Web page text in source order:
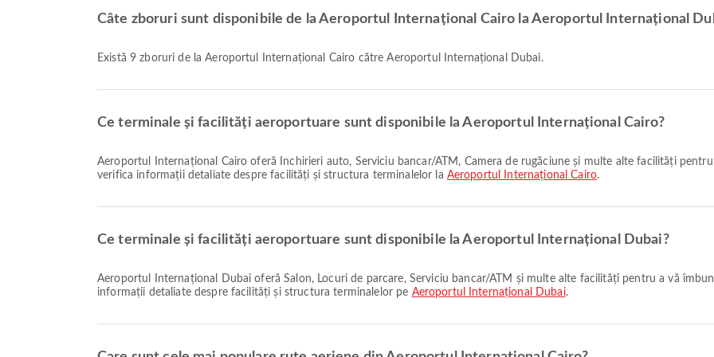
Câte zboruri sunt disponibile de la Aeroportul Internațional Cairo la Aeroportul Internațional
Există 9 zboruri de la Aeroportul Internațional Cairo către Aeroportul Internațional Dubai.
Ce terminale și facilități aeroportuare sunt disponibile la Aeroportul Internațional Cairo?
Aeroportul Internațional Cairo oferă Închirieri auto, Serviciu bancar/ATM, Camera de rugăciune și multe alte facilități pentru a vă îmbunătăți experiența de călătorie. Puteți
verifica informații detaliate despre facilități și structura terminalelor la Aeroportul Internațional Cairo.
Ce terminale și facilități aeroportuare sunt disponibile la Aeroportul Internațional Dubai?
Aeroportul Internațional Dubai oferă Salon, Locuri de parcare, Serviciu bancar/ATM și multe alte facilități pentru a vă îmbunătăți experiența de călătorie. Puteți verifica
informații detaliate despre facilități și structura terminalelor pe Aeroportul Internațional Dubai.